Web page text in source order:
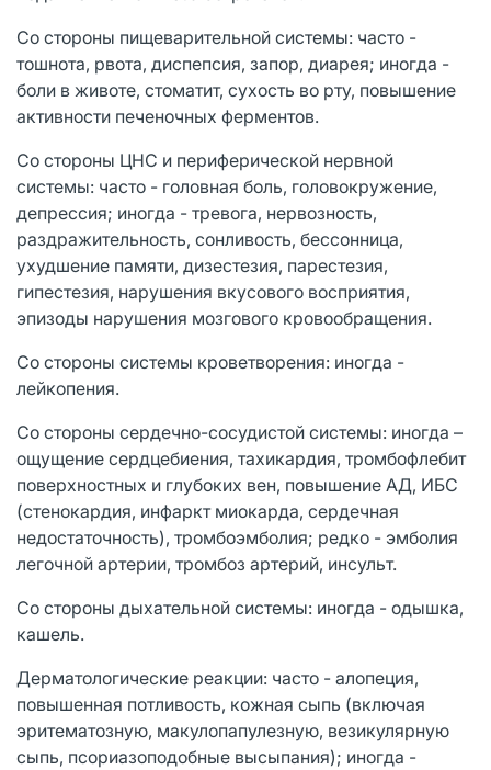
Со стороны пищеварительной системы: часто -
тошнота, рвота, диспепсия, запор, диарея; иногда -
боли в животе, стоматит, сухость во рту, повышение
активности печеночных ферментов.
Со стороны ЦНС и периферической нервной
системы: часто - головная боль, головокружение,
депрессия; иногда - тревога, нервозность,
раздражительность, сонливость, бессонница,
ухудшение памяти, дизестезия, парестезия,
гипестезия, нарушения вкусового восприятия,
эпизоды нарушения мозгового кровообращения.
Со стороны системы кроветворения: иногда -
лейкопения.
Со стороны сердечно-сосудистой системы: иногда –
ощущение сердцебиения, тахикардия, тромбофлебит
поверхностных и глубоких вен, повышение АД, ИБС
(стенокардия, инфаркт миокарда, сердечная
недостаточность), тромбоэмболия; редко - эмболия
легочной артерии, тромбоз артерий, инсульт.
Со стороны дыхательной системы: иногда - одышка,
кашель.
Дерматологические реакции: часто - алопеция,
повышенная потливость, кожная сыпь (включая
эритематозную, макулопапулезную, везикулярную
сыпь, псориазоподобные высыпания); иногда -